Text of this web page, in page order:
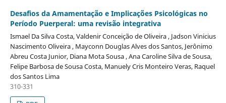
Desafios da Amamentação e Implicações Psicológicas no
Período Puerperal: uma revisão integrativa
Ismael Da Silva Costa, Valdenir Conceição de Oliveira , Jadson Vinicius
Nascimento Oliveira , Mayconn Douglas Alves dos Santos, Jerônimo
Abreu Costa Junior, Diana Mota Sousa , Ana Caroline Silva de Sousa,
Felipe Barbosa de Sousa Costa, Manuely Cris Monteiro Veras, Raquel
dos Santos Lima
310-331